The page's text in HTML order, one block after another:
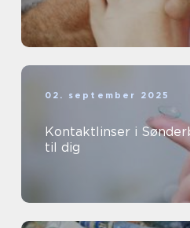
02. september 2025
Kontaktlinser i
til dig